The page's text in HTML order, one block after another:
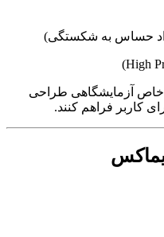
حساس به شکستگی)
خاص آزمایشگاهی طراحی
کاربر فراهم کنند.